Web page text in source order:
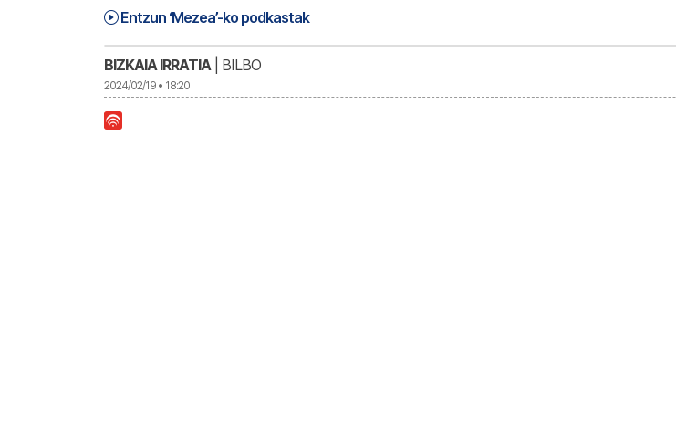
Entzun ‘Mezea’-ko podkastak
1:06:16 Juan Mari Uriarte Gotzain emerituaren azken agurra | Mezea
BIZKAIA IRRATIA| BILBO
2024/02/19 • 18:20